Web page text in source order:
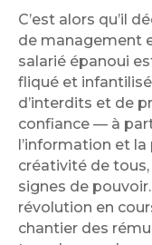
C’est alors qu’il
de management
salarié épanoui
fliqué et
d’interdits et de
confiance — à
l’information et
créativité de
signes de
révolution en
chantier des